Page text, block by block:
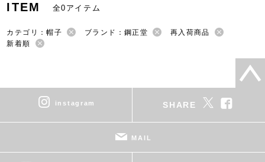
ITEM 全0アイテム
カテゴリ：帽子 ブランド：鋼正堂
再入荷商品
新着順
instagram SHARE
MAIL